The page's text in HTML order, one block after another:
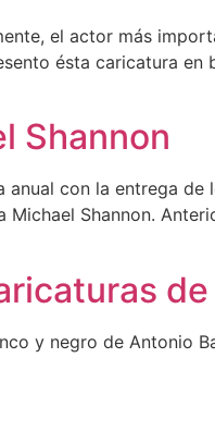
el actor más
ésta caricatura
Shannon
con la entrega
Shannon.
y negro de Antonio